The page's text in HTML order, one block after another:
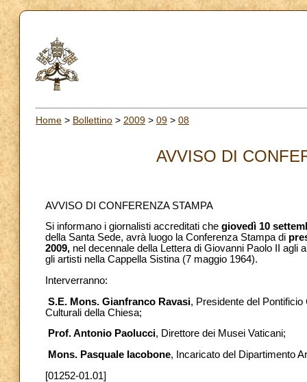
Home > Bollettino > 2009 > 09 > 08
AVVISO DI
AVVISO DI CONFERENZA STAMPA
Si informano i giornalisti accreditati che giovedì 10
della Santa Sede, avrà luogo la Conferenza Stampa di
2009, nel decennale della Lettera di Giovanni Paolo II agli
gli artisti nella Cappella Sistina (7 maggio 1964).
Interverranno:
S.E. Mons. Gianfranco Ravasi, Presidente del
Culturali della Chiesa;
Prof. Antonio Paolucci, Direttore dei Musei Vaticani;
Mons. Pasquale Iacobone, Incaricato del Dipartimento
[01252-01.01]